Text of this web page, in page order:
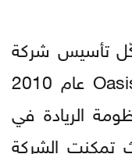
تأسيس شركة
تطوير المشاريع الريادية Oasis500 عام 2010
الريادة في
تمكنت الشركة